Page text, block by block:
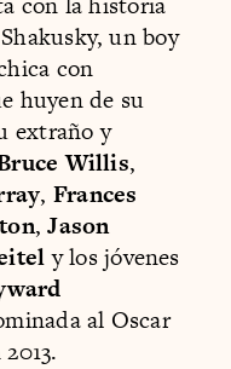
un boy
con
huyen de su
extraño y
Willis,
, Frances
,Jason
y los jóvenes
al Oscar